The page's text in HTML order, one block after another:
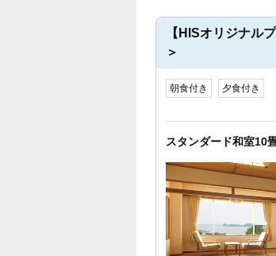
【HISオリジナル
＞
朝食付き 夕食付き
スタンダード和室10